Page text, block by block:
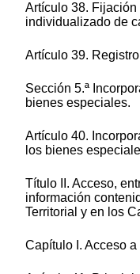
Artículo 38.
individualizado de
Artículo 39.
Sección 5.ª
bienes especiales.
Artículo 40.
los bienes
Título II. Acceso,
información
Territorial y en los
Capítulo I. Acceso